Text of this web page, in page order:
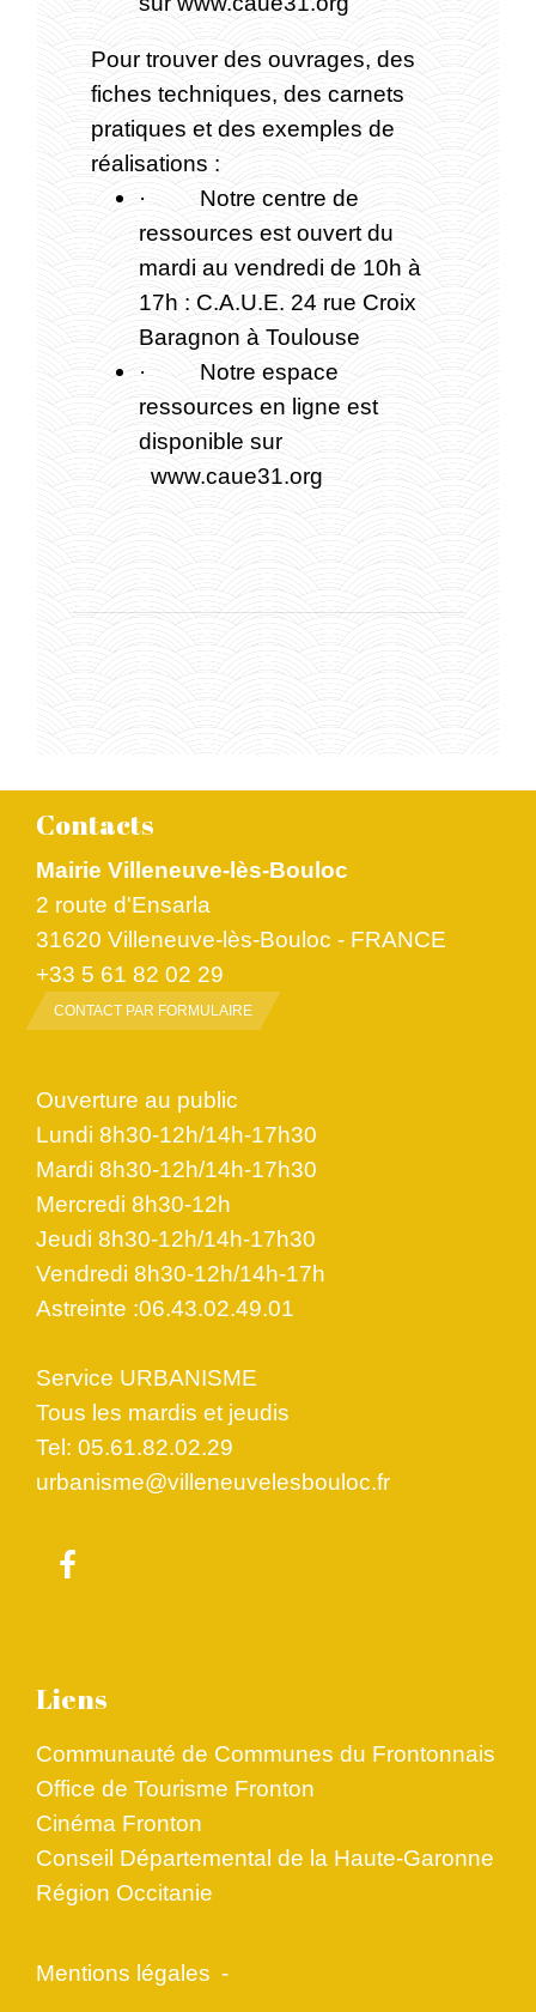
Pour trouver des ouvrages, des
fiches techniques, des carnets
pratiques et des exemples de
réalisations :
· Notre centre de
ressources est ouvert du
mardi au vendredi de 10h à
17h : C.A.U.E. 24 rue Croix
Baragnon à Toulouse
· Notre espace
ressources en ligne est
disponible sur
www.caue31.org
Contacts
Mairie Villeneuve-lès-Bouloc
2 route d'Ensarla
31620 Villeneuve-lès-Bouloc - FRANCE
+33 5 61 82 02 29
CONTACT PAR FORMULAIRE
Ouverture au public
Lundi 8h30-12h/14h-17h30
Mardi 8h30-12h/14h-17h30
Mercredi 8h30-12h
Jeudi 8h30-12h/14h-17h30
Vendredi 8h30-12h/14h-17h
Astreinte :06.43.02.49.01
Service URBANISME
Tous les mardis et jeudis
Tel: 05.61.82.02.29
urbanisme@villeneuvelesbouloc.fr
Liens
Communauté de Communes du Frontonnais
Office de Tourisme Fronton
Cinéma Fronton
Conseil Départemental de la Haute-Garonne
Région Occitanie
Mentions légales -